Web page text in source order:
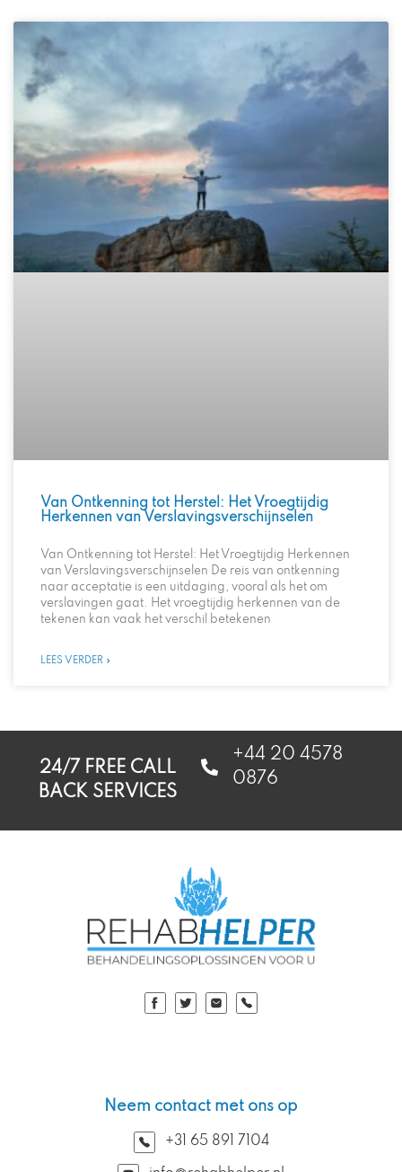
Van Ontkenning tot Herstel: Het Vroegtijdig
Herkennen van Verslavingsverschijnselen
Van Ontkenning tot Herstel: Het Vroegtijdig Herkennen
van Verslavingsverschijnselen De reis van ontkenning
naar acceptatie is een uitdaging, vooral als het om
verslavingen gaat. Het vroegtijdig herkennen van de
tekenen kan vaak het verschil betekenen
LEES VERDER »
24/7 FREE CALL
BACK SERVICES
+44 20 4578
0876
Neem contact met ons op
+31 65 891 7104